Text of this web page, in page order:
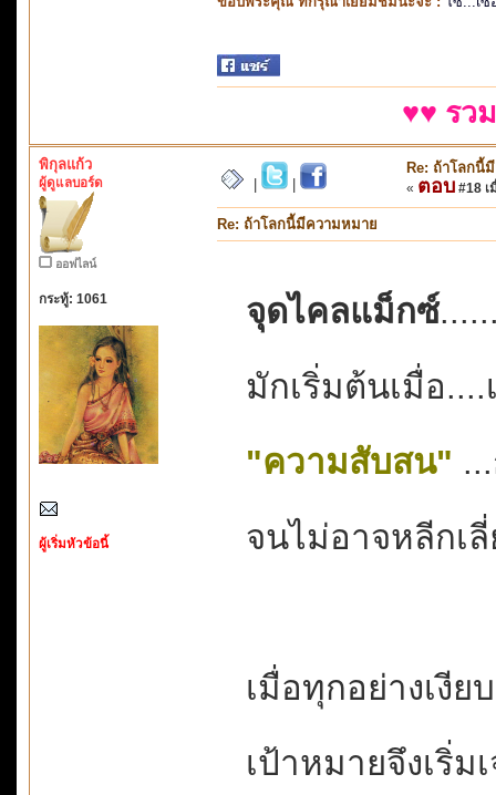
♥♥ รว
พิกุลแก้ว
ผู้ดูแลบอร์ด
ออฟไลน์
กระทู้: 1061
ผู้เริ่มหัวข้อนี้
Re: ถ้าโลกนี้
« ตอบ #18 เ
Re: ถ้าโลกนี้มีความหมาย
จุดไคลแม็กซ์
มักเริ่มต้นเมื่อ....
"ความสับสน"
จนไม่อาจหลีกเ
เมื่อทุกอย่างเงีย
เป้าหมายจึงเริ่